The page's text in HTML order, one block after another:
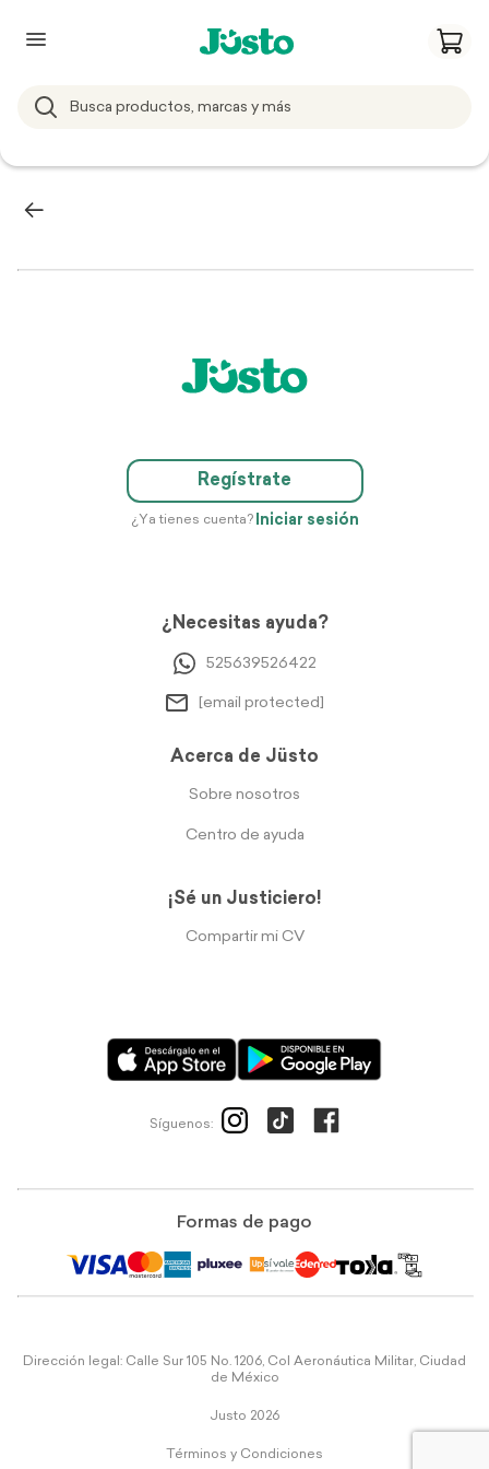
Regístrate
¿Ya tienes cuenta? Iniciar sesión
¿Necesitas ayuda?
525639526422
[email protected]
Acerca de Jüsto
Sobre nosotros
Centro de ayuda
¡Sé un Justiciero!
Compartir mi CV
Síguenos:
Formas de pago
Dirección legal: Calle Sur 105 No. 1206, Col Aeronáutica Militar, Ciudad
de México
Justo 2026
Términos y Condiciones